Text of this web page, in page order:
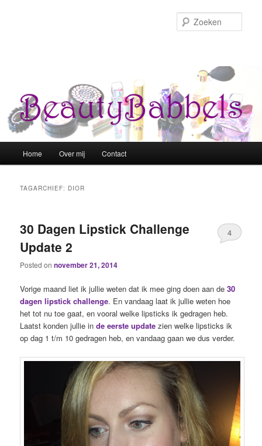
Spring naar de primaire inhoud
Spring naar de secundaire inhoud
Home Over mij Contact
TAGARCHIEF: DIOR
30 Dagen Lipstick Challenge
Update 2
Posted onnovember 21, 2014
4
Vorige maand liet ik jullie weten dat ik mee ging doen aan de 30
dagen lipstick challenge. En vandaag laat ik jullie weten hoe
het tot nu toe gaat, en vooral welke lipsticks ik gedragen heb.
Laatst konden jullie inde eerste update zien welke lipsticks ik
op dag 1 t/m 10 gedragen heb, en vandaag gaan we dus verder.